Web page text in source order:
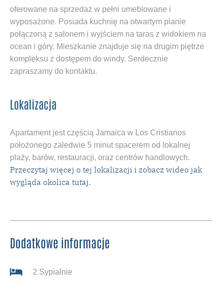
oferowane na sprzedaż w pełni umeblowane i
wyposażone. Posiada kuchnię na otwartym planie
połączoną z salonem i wyjściem na taras z widokiem na
ocean i góry. Mieszkanie znajduje się na drugim piętrze
kompleksu z dostępem do windy. Serdecznie
zapraszamy do kontaktu.
Lokalizacja
Apartament jest częścią Jamaica w Los Cristianos
położonego zaledwie 5 minut spacerem od lokalnej
plaży, barów, restauracji, oraz centrów handlowych.
Przeczytaj więcej o tej lokalizacji i zobacz wideo jak
wygląda okolica tutaj.
Dodatkowe informacje
2 Sypialnie